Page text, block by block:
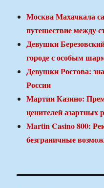
Москва Махачкала
путешествие между
Девушки
городе с особым
Девушки Ростова:
России
Мартин Казино:
ценителей азартных
Martin Casino 800:
безграничные